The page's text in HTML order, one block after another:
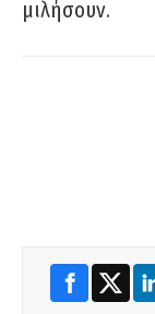
μιλήσουν.